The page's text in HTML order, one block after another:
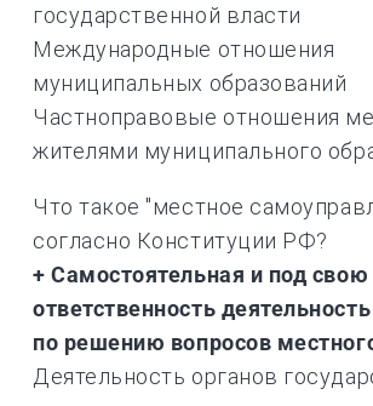
государственной власти
Международные отношения
муниципальных образований
Частноправовые отношения
жителями муниципального
Что такое "местное
согласно Конституции РФ?
+ Самостоятельная и под свою
ответственность
по решению вопросов
Деятельность органов